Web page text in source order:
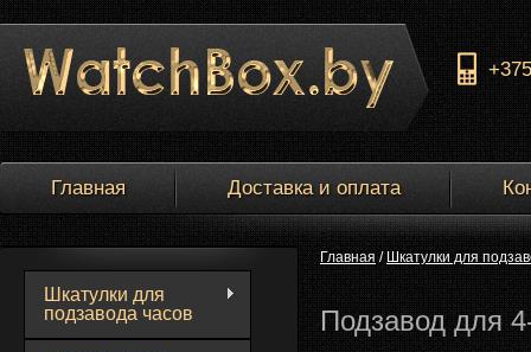
Главная Доставка и оплата
Шкатулки для
подзавода часов
Главная/ Шкатулки для
Подзавод для